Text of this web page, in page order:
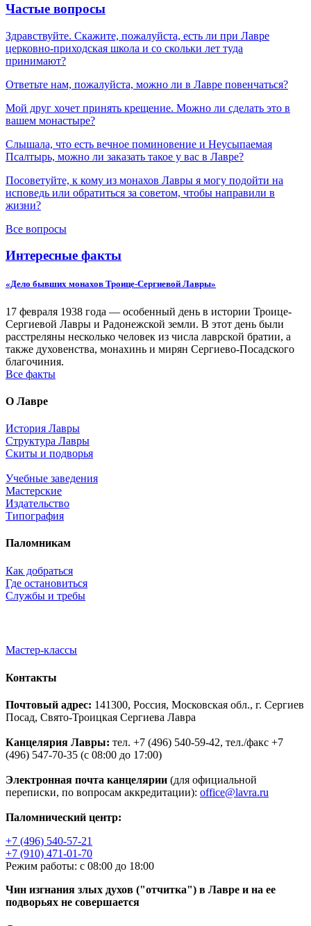
Частые вопросы
Здравствуйте. Скажите, пожалуйста, есть ли при Лавре
церковно-приходская школа и со скольки лет туда
принимают?
Ответьте нам, пожалуйста, можно ли в Лавре повенчаться?
Мой друг хочет принять крещение. Можно ли сделать это в
вашем монастыре?
Слышала, что есть вечное поминовение и Неусыпаемая
Псалтырь, можно ли заказать такое у вас в Лавре?
Посоветуйте, к кому из монахов Лавры я могу подойти на
исповедь или обратиться за советом, чтобы направили в
жизни?
Все вопросы
Интересные факты
«Дело бывших монахов Троице-Сергиевой Лавры»
17 февраля 1938 года — особенный день в истории Троице-
Сергиевой Лавры и Радонежской земли. В этот день были
расстреляны несколько человек из числа лаврской братии, а
также духовенства, монахинь и мирян Сергиево-Посадского
благочиния.
Все факты
О Лавре
История Лавры
Структура Лавры
Скиты и подворья
Учебные заведения
Мастерские
Издательство
Типография
Паломникам
Как добраться
Где остановиться
Службы и требы
Мастер-классы
Контакты
Почтовый адрес: 141300, Россия, Московская обл., г. Сергиев
Посад, Свято-Троицкая Сергиева Лавра
Канцелярия Лавры: тел. +7 (496) 540-59-42, тел./факс +7
(496) 547-70-35 (с 08:00 до 17:00)
Электронная почта канцелярии (для официальной
переписки, по вопросам аккредитации): office@lavra.ru
Паломнический центр:
+7 (496) 540-57-21
+7 (910) 471-01-70
Режим работы: с 08:00 до 18:00
Чин изгнания злых духов ("отчитка") в Лавре и на ее
подворьях не совершается